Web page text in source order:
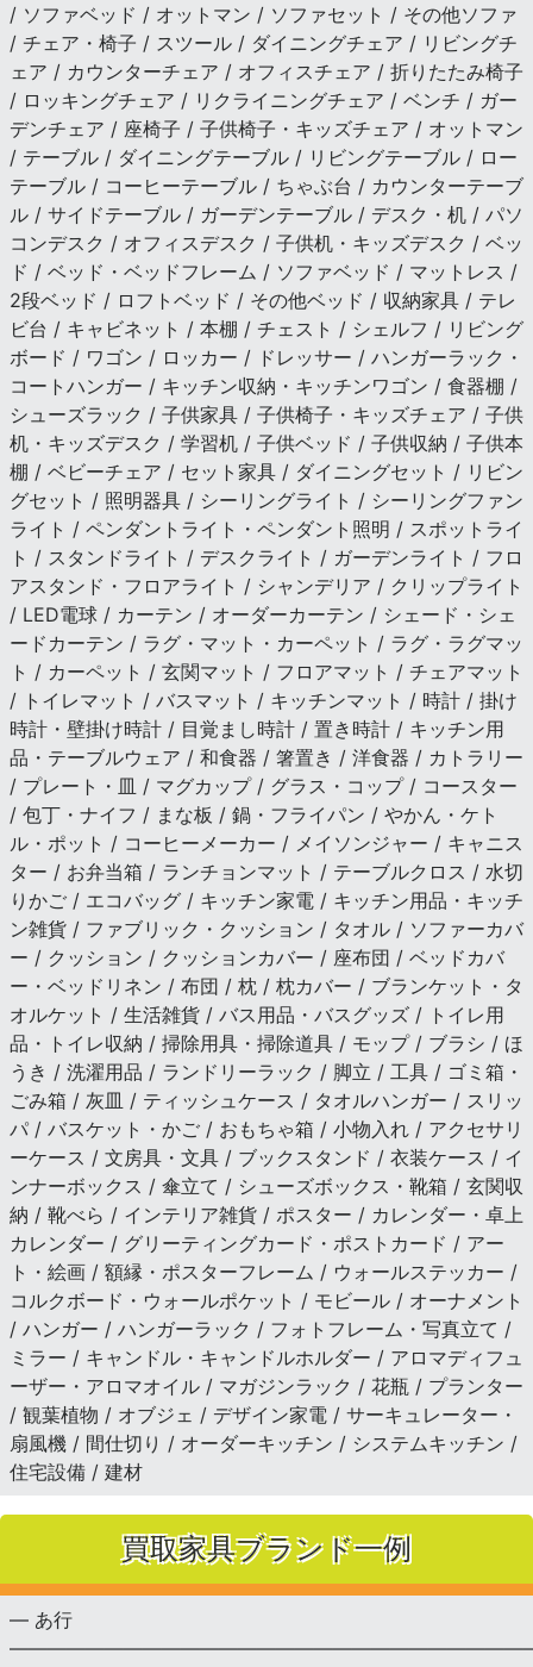
/ ソファベッド / オットマン / ソファセット / その他ソファ
/ チェア・椅子 / スツール / ダイニングチェア / リビングチ
ェア / カウンターチェア / オフィスチェア / 折りたたみ椅子
/ ロッキングチェア / リクライニングチェア / ベンチ / ガー
デンチェア / 座椅子 / 子供椅子・キッズチェア / オットマン
/ テーブル / ダイニングテーブル / リビングテーブル / ロー
テーブル / コーヒーテーブル / ちゃぶ台 / カウンターテーブ
ル / サイドテーブル / ガーデンテーブル / デスク・机 / パソ
コンデスク / オフィスデスク / 子供机・キッズデスク / ベッ
ド / ベッド・ベッドフレーム / ソファベッド / マットレス /
2段ベッド / ロフトベッド / その他ベッド / 収納家具 / テレ
ビ台 / キャビネット / 本棚 / チェスト / シェルフ / リビング
ボード / ワゴン / ロッカー / ドレッサー / ハンガーラック・
コートハンガー / キッチン収納・キッチンワゴン / 食器棚 /
シューズラック / 子供家具 / 子供椅子・キッズチェア / 子供
机・キッズデスク / 学習机 / 子供ベッド / 子供収納 / 子供本
棚 / ベビーチェア / セット家具 / ダイニングセット / リビン
グセット / 照明器具 / シーリングライト / シーリングファン
ライト / ペンダントライト・ペンダント照明 / スポットライ
ト / スタンドライト / デスクライト / ガーデンライト / フロ
アスタンド・フロアライト / シャンデリア / クリップライト
/ LED電球 / カーテン / オーダーカーテン / シェード・シェ
ードカーテン / ラグ・マット・カーペット / ラグ・ラグマッ
ト / カーペット / 玄関マット / フロアマット / チェアマット
/ トイレマット / バスマット / キッチンマット / 時計 / 掛け
時計・壁掛け時計 / 目覚まし時計 / 置き時計 / キッチン用
品・テーブルウェア / 和食器 / 箸置き / 洋食器 / カトラリー
/ プレート・皿 / マグカップ / グラス・コップ / コースター
/ 包丁・ナイフ / まな板 / 鍋・フライパン / やかん・ケト
ル・ポット / コーヒーメーカー / メイソンジャー / キャニス
ター / お弁当箱 / ランチョンマット / テーブルクロス / 水切
りかご / エコバッグ / キッチン家電 / キッチン用品・キッチ
ン雑貨 / ファブリック・クッション / タオル / ソファーカバ
ー / クッション / クッションカバー / 座布団 / ベッドカバ
ー・ベッドリネン / 布団 / 枕 / 枕カバー / ブランケット・タ
オルケット / 生活雑貨 / バス用品・バスグッズ / トイレ用
品・トイレ収納 / 掃除用具・掃除道具 / モップ / ブラシ / ほ
うき / 洗濯用品 / ランドリーラック / 脚立 / 工具 / ゴミ箱・
ごみ箱 / 灰皿 / ティッシュケース / タオルハンガー / スリッ
パ / バスケット・かご / おもちゃ箱 / 小物入れ / アクセサリ
ーケース / 文房具・文具 / ブックスタンド / 衣装ケース / イ
ンナーボックス / 傘立て / シューズボックス・靴箱 / 玄関収
納 / 靴べら / インテリア雑貨 / ポスター / カレンダー・卓上
カレンダー / グリーティングカード・ポストカード / アー
ト・絵画 / 額縁・ポスターフレーム / ウォールステッカー /
コルクボード・ウォールポケット / モビール / オーナメント
/ ハンガー / ハンガーラック / フォトフレーム・写真立て /
ミラー / キャンドル・キャンドルホルダー / アロマディフュ
ーザー・アロマオイル / マガジンラック / 花瓶 / プランター
/ 観葉植物 / オブジェ / デザイン家電 / サーキュレーター・
扇風機 / 間仕切り / オーダーキッチン / システムキッチン /
住宅設備 / 建材
買取家具ブランド一例
— あ行